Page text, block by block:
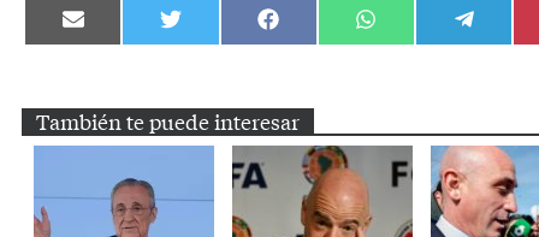
Compartir
en
Compartir
en
Compartir
en
Compartir
en
Compartir
en
También te puede interesar